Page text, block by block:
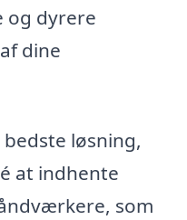
og dyrere
dine
løsning,
at indhente
som